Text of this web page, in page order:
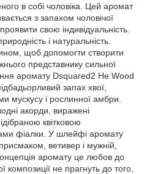
в собі чоловіка. Цей аромат
з запахом чоловічої
свою індивідуальність.
і натуральність.
щоб допомогти створити
представнику сильної
аромату Dsquared2 He Wood
запах хвої,
мускусу і рослинної амбри.
акорди, виражені
квітковою
фіалки. У шлейфі аромату
ветивер і мужній,
аромату це любов до
не прагнуть до того,